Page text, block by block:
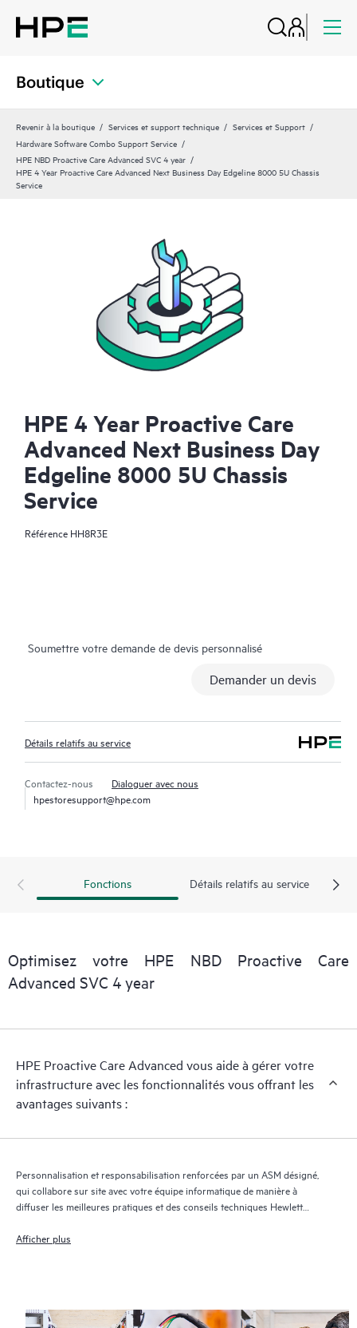
Boutique
Revenir à la boutique Services et support technique
Services et Support
Hardware Software Combo Support Service
HPE NBD Proactive Care Advanced SVC 4 year
HPE 4 Year Proactive Care Advanced Next Business Day Edgeline 8000 5U Chassis
Service
HPE 4 Year Proactive Care
Advanced Next Business Day
Edgeline 8000 5U Chassis
Service
Référence HH8R3E
Soumettre votre demande de devis personnalisé
Demander un devis
Détails relatifs au service
Contactez-nous
Dialoguer avec nous
hpestoresupport@hpe.com
Fonctions Détails relatifs au service
Optimisez votre HPE NBD Proactive Care
Advanced SVC 4 year
HPE Proactive Care Advanced vous aide à gérer votre
infrastructure avec les fonctionnalités vous offrant les
avantages suivants :
Personnalisation et responsabilisation renforcées par un ASM désigné,
qui collabore sur site avec votre équipe informatique de manière à
diffuser les meilleures pratiques et des conseils techniques Hewlett
Afficher plus